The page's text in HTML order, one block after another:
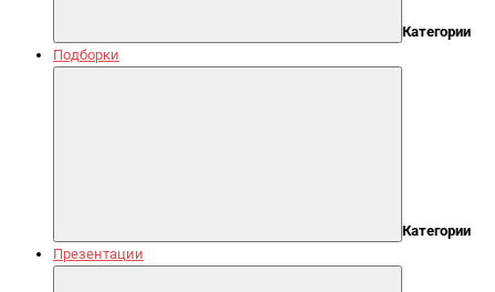
Категории
Подборки
Категории
Презентации